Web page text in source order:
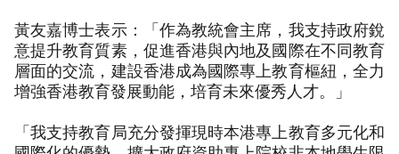
黃友嘉博士表示：「作為教統會主席，我支持政府銳
意提升教育質素，促進香港與內地及國際在不同教育
層面的交流，建設香港成為國際專上教育樞紐，全力
增強香港教育發展動能，培育未來優秀人才。」
「我支持教育局充分發揮現時本港專上教育多元化和